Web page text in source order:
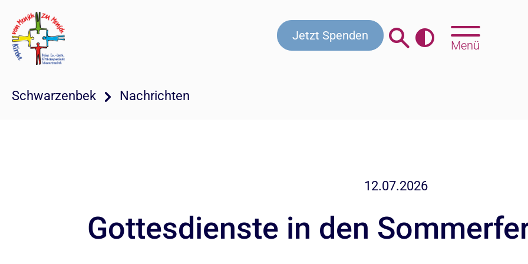
Jetzt Spenden
Menü
Schwarzenbek Nachrichten
12.07.2026
Gottesdienste in den